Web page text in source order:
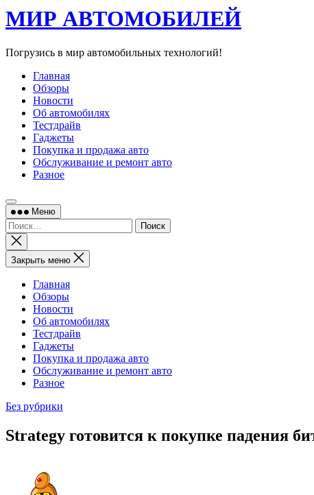
МИР АВТОМОБИЛЕЙ
Погрузись в мир автомобильных технологий!
Главная
Обзоры
Новости
Об автомобилях
Тестдрайв
Гаджеты
Покупка и продажа авто
Обслуживание и ремонт авто
Разное
Меню
Найти:
Закрыть
поиск
Закрыть меню
Главная
Обзоры
Новости
Об автомобилях
Тестдрайв
Гаджеты
Покупка и продажа авто
Обслуживание и ремонт авто
Разное
Без рубрики
Strategy готовится к покупке падения